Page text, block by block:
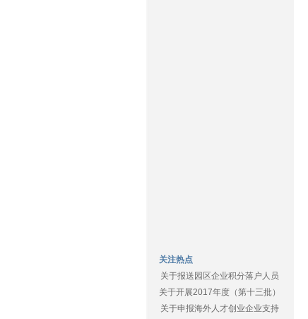
关注热点
关于报送园区企业积分落户人员
关于开展2017年度（第十三批）
关于申报海外人才创业企业支持